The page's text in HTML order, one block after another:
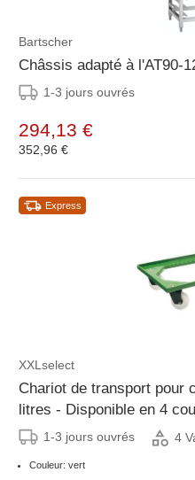
Bartscher
Châssis adapté à l'AT90-
1-3 jours ouvrés
294,13 €
352,96 €
Express
XXLselect
Chariot de transport pour
litres - Disponible en 4
1-3 jours ouvrés 4
Couleur: vert